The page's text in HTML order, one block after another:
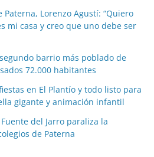
Lorenzo Agustí: “Quiero
mi casa y creo que uno debe ser
barrio más poblado de
72.000 habitantes
en El Plantío y todo listo para
gigante y animación infantil
del Jarro paraliza la
de Paterna